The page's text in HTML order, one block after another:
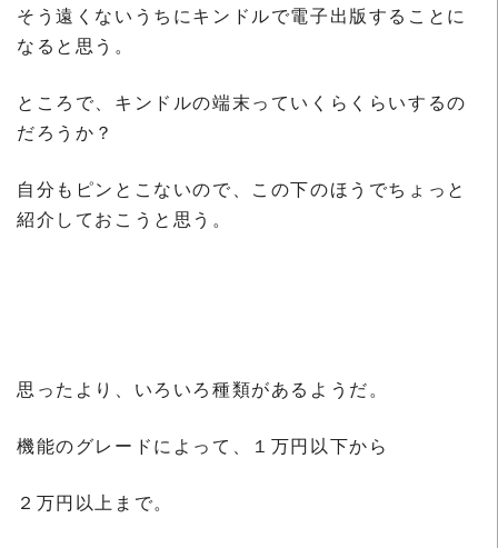
そう遠くないうちにキンドルで電子出版することに
なると思う。
ところで、キンドルの端末っていくらくらいするの
だろうか？
自分もピンとこないので、この下のほうでちょっと
紹介しておこうと思う。
思ったより、いろいろ種類があるようだ。
機能のグレードによって、１万円以下から
２万円以上まで。